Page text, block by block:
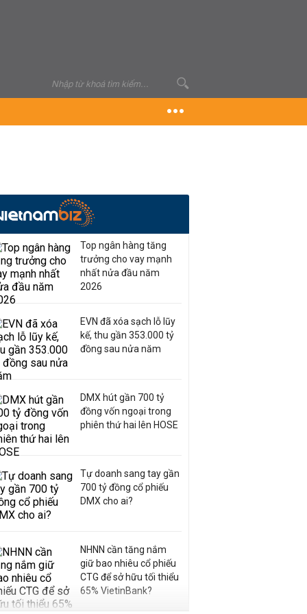
Top ngân hàng tăng
trưởng cho vay mạnh
nhất nửa đầu năm
2026
EVN đã xóa sạch lỗ lũy
kế, thu gần 353.000 tỷ
đồng sau nửa năm
DMX hút gần 700 tỷ
đồng vốn ngoại trong
phiên thứ hai lên HOSE
Tự doanh sang tay gần
700 tỷ đồng cổ phiếu
DMX cho ai?
NHNN cần tăng nắm
giữ bao nhiêu cổ phiếu
CTG để sở hữu tối thiểu
65% VietinBank?